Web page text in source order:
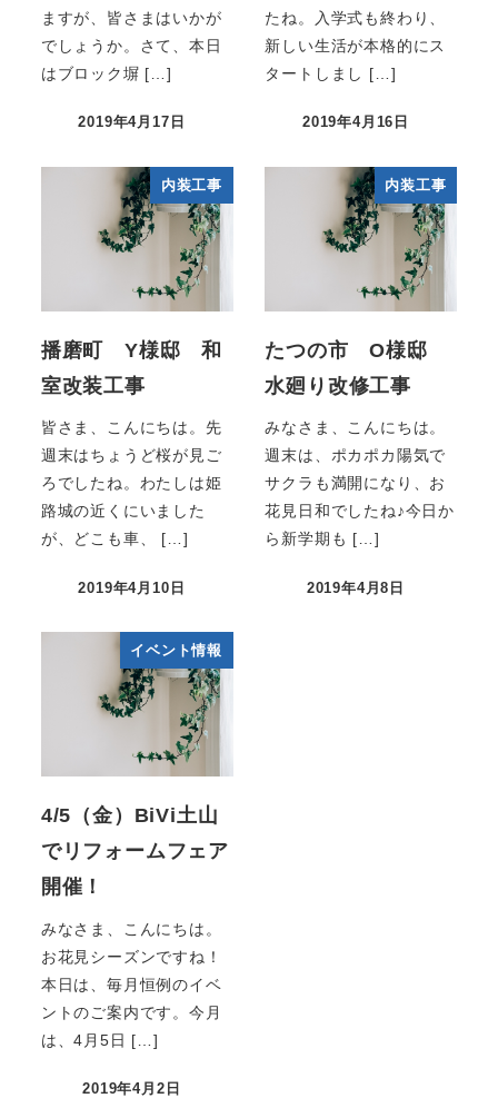
ますが、皆さまはいかが
でしょうか。さて、本日
はブロック塀 […]
2019年4月17日
たね。入学式も終わり、
新しい生活が本格的にス
タートしまし […]
2019年4月16日
内装工事
播磨町 Y様邸 和
室改装工事
皆さま、こんにちは。先
週末はちょうど桜が見ご
ろでしたね。わたしは姫
路城の近くにいました
が、どこも車、 […]
2019年4月10日
内装工事
たつの市 O様邸
水廻り改修工事
みなさま、こんにちは。
週末は、ポカポカ陽気で
サクラも満開になり、お
花見日和でしたね♪今日か
ら新学期も […]
2019年4月8日
イベント情報
4/5（金）BiVi土山
でリフォームフェア
開催！
みなさま、こんにちは。
お花見シーズンですね！
本日は、毎月恒例のイベ
ントのご案内です。今月
は、4月5日 […]
2019年4月2日